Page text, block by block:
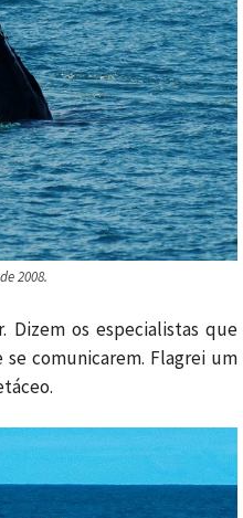
2008.
Dizem os especialistas que
comunicarem. Flagrei um